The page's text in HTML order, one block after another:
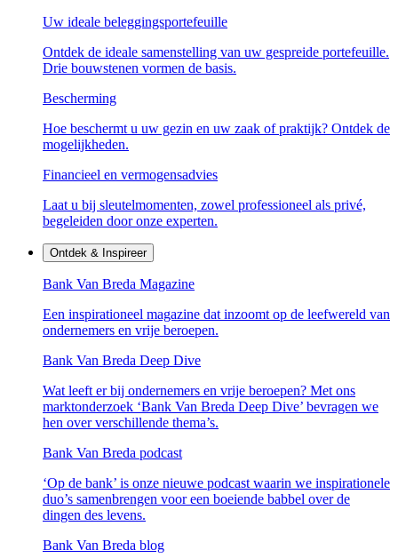
Uw ideale beleggingsportefeuille
Ontdek de ideale samenstelling van uw gespreide portefeuille.
Drie bouwstenen vormen de basis.
Bescherming
Hoe beschermt u uw gezin en uw zaak of praktijk? Ontdek de
mogelijkheden.
Financieel en vermogensadvies
Laat u bij sleutelmomenten, zowel professioneel als privé,
begeleiden door onze experten.
Ontdek & Inspireer
Bank Van Breda Magazine
Een inspirationeel magazine dat inzoomt op de leefwereld van
ondernemers en vrije beroepen.
Bank Van Breda Deep Dive
Wat leeft er bij ondernemers en vrije beroepen? Met ons
marktonderzoek ‘Bank Van Breda Deep Dive’ bevragen we
hen over verschillende thema’s.
Bank Van Breda podcast
‘Op de bank’ is onze nieuwe podcast waarin we inspirationele
duo’s samenbrengen voor een boeiende babbel over de
dingen des levens.
Bank Van Breda blog